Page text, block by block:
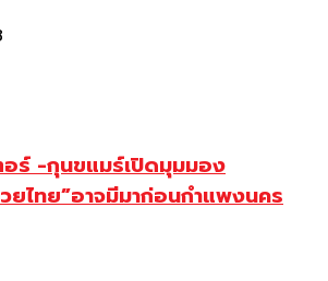
อร์ -กุนขแมร์เปิดมุมมอง
ยไทย”อาจมีมาก่อนกำแพงนคร